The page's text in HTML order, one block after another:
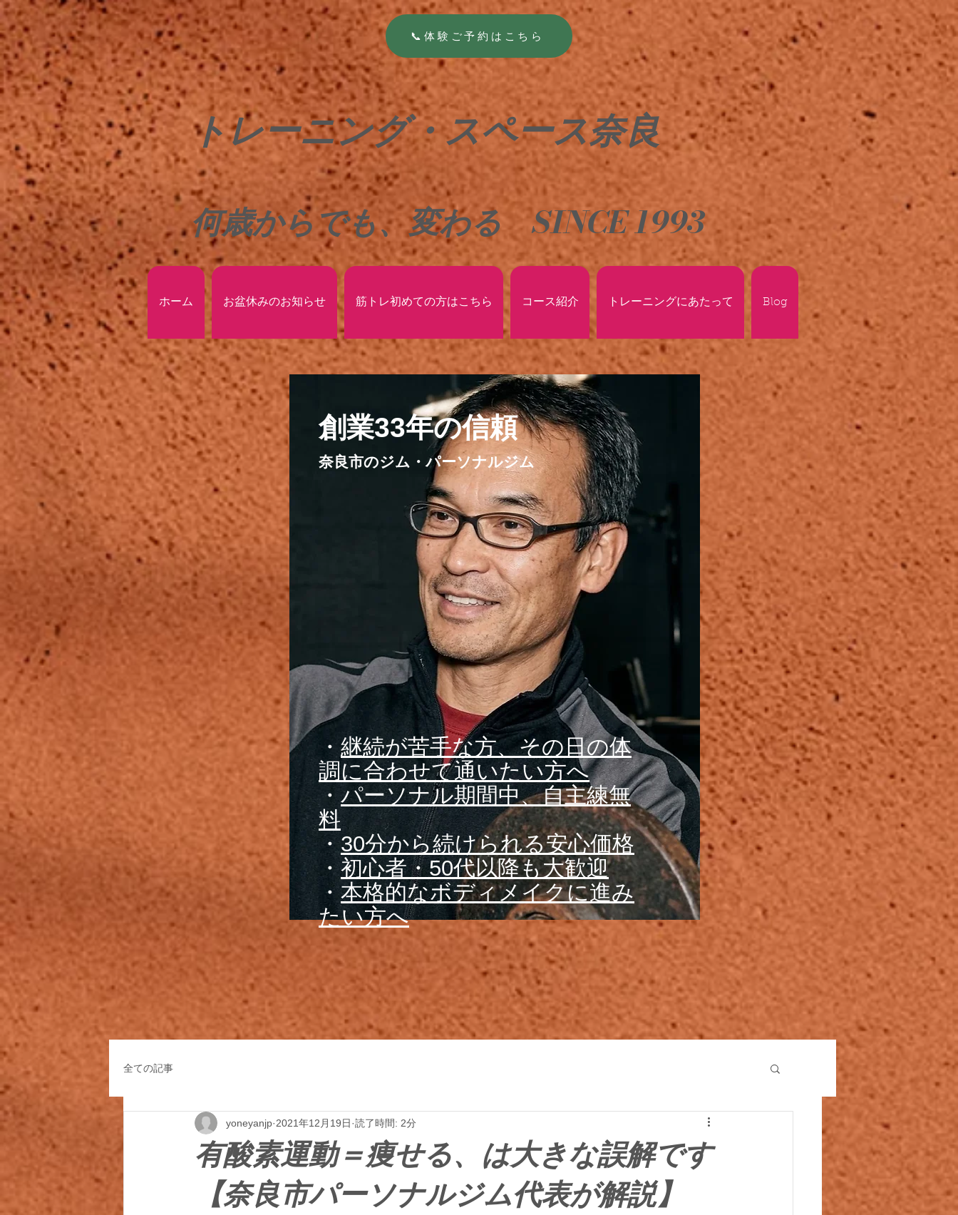
📞体験ご予約はこちら
トレーニング・スペース奈良
何歳からでも、変わる SINCE 1993
ホーム お盆休みのお知らせ 筋トレ初めての方はこちら コース紹介 トレーニングにあたって Blog
​創業33年の信頼
奈良市のジム・パーソナルジム
・継続が苦手な方、その日の体
調に合わせて通いたい方へ
・パーソナル期間中、自主練無
料
​・30分から続けられる安心価格
・初心者・50代以降も大歓迎
・本格的なボディメイクに進み
たい方へ
全ての記事
有酸素運動＝痩せる、は大きな誤解です
【奈良市パーソナルジム代表が解説】
yoneyanjp 2021年12月19日 読了時間: 2分